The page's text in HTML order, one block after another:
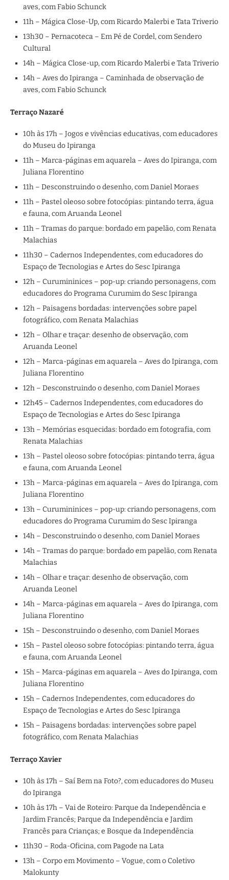
aves, com Fabio Schunck
11h – Mágica Close-Up, com Ricardo Malerbi e Tata Triverio
13h30 – Pernacoteca – Em Pé de Cordel, com Sendero
Cultural
14h – Mágica Close-up, com Ricardo Malerbi e Tata Triverio
14h – Aves do Ipiranga – Caminhada de observação de
aves, com Fabio Schunck
Terraço Nazaré
10h às 17h – Jogos e vivências educativas, com educadores
do Museu do Ipiranga
11h – Marca-páginas em aquarela – Aves do Ipiranga, com
Juliana Florentino
11h – Desconstruindo o desenho, com Daniel Moraes
11h – Pastel oleoso sobre fotocópias: pintando terra, água
e fauna, com Aruanda Leonel
11h – Tramas do parque: bordado em papelão, com Renata
Malachias
11h30 – Cadernos Independentes, com educadores do
Espaço de Tecnologias e Artes do Sesc Ipiranga
12h – Curumininices – pop-up: criando personagens, com
educadores do Programa Curumim do Sesc Ipiranga
12h – Paisagens bordadas: intervenções sobre papel
fotográfico, com Renata Malachias
12h – Olhar e traçar: desenho de observação, com
Aruanda Leonel
12h – Marca-páginas em aquarela – Aves do Ipiranga, com
Juliana Florentino
12h – Desconstruindo o desenho, com Daniel Moraes
12h45 – Cadernos Independentes, com educadores do
Espaço de Tecnologias e Artes do Sesc Ipiranga
13h – Memórias esquecidas: bordado em fotografia, com
Renata Malachias
13h – Pastel oleoso sobre fotocópias: pintando terra, água
e fauna, com Aruanda Leonel
13h – Marca-páginas em aquarela – Aves do Ipiranga, com
Juliana Florentino
13h – Curumininices – pop-up: criando personagens, com
educadores do Programa Curumim do Sesc Ipiranga
14h – Desconstruindo o desenho, com Daniel Moraes
14h – Tramas do parque: bordado em papelão, com Renata
Malachias
14h – Olhar e traçar: desenho de observação, com
Aruanda Leonel
14h – Marca-páginas em aquarela – Aves do Ipiranga, com
Juliana Florentino
15h – Desconstruindo o desenho, com Daniel Moraes
15h – Pastel oleoso sobre fotocópias: pintando terra, água
e fauna, com Aruanda Leonel
15h – Marca-páginas em aquarela – Aves do Ipiranga, com
Juliana Florentino
15h – Cadernos Independentes, com educadores do
Espaço de Tecnologias e Artes do Sesc Ipiranga
15h – Paisagens bordadas: intervenções sobre papel
fotográfico, com Renata Malachias
Terraço Xavier
10h às 17h – Saí Bem na Foto?, com educadores do Museu
do Ipiranga
10h às 17h – Vai de Roteiro: Parque da Independência e
Jardim Francês; Parque da Independência e Jardim
Francês para Crianças; e Bosque da Independência
11h30 – Roda-Oficina, com Pagode na Lata
13h – Corpo em Movimento – Vogue, com o Coletivo
Malokunty